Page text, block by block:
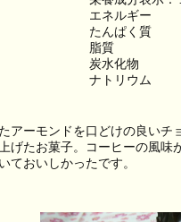
エネルギー　
たんぱく質　　
脂質　　　　
炭水化物　　　
ナトリウム　　
アーモンドを口どけの良いチ
げたお菓子。コーヒーの風味
ておいしかったです。